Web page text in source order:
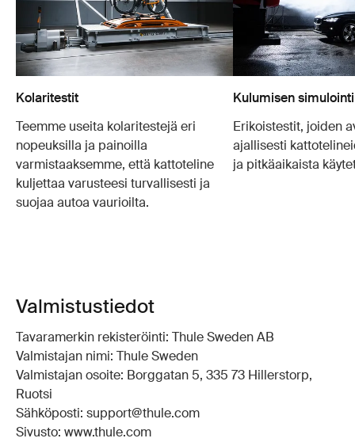
Kolaritestit
Teemme useita kolaritestejä eri
nopeuksilla ja painoilla
varmistaaksemme, että kattoteline
kuljettaa varusteesi turvallisesti ja
suojaa autoa vaurioilta.
Kulumisen simulointi
Erikoistestit, joiden
ajallisesti
ja pitkäaikaista
Valmistustiedot
Tavaramerkin rekisteröinti: Thule Sweden AB
Valmistajan nimi: Thule Sweden
Valmistajan osoite: Borggatan 5, 335 73 Hillerstorp,
Ruotsi
Sähköposti: support@thule.com
Sivusto: www.thule.com